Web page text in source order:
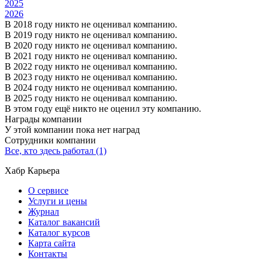
2025
2026
В 2018 году никто не оценивал компанию.
В 2019 году никто не оценивал компанию.
В 2020 году никто не оценивал компанию.
В 2021 году никто не оценивал компанию.
В 2022 году никто не оценивал компанию.
В 2023 году никто не оценивал компанию.
В 2024 году никто не оценивал компанию.
В 2025 году никто не оценивал компанию.
В этом году ещё никто не оценил эту компанию.
Награды компании
У этой компании пока нет наград
Сотрудники компании
Все, кто здесь работал (1)
Хабр Карьера
О сервисе
Услуги и цены
Журнал
Каталог вакансий
Каталог курсов
Карта сайта
Контакты